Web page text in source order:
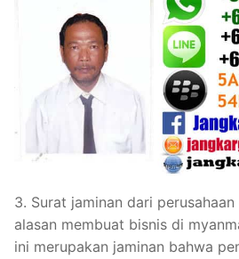
3. Surat jaminan dari
alasan membuat bisnis di
ini merupakan jaminan bahwa